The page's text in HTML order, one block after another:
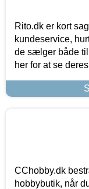
Rito.dk er kort
kundeservice,
de sælger både
her for at se
CChobby.dk
hobbybutik, når